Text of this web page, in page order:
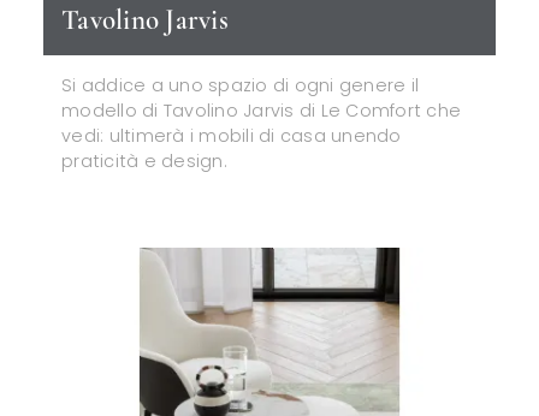
Tavolino Jarvis
Si addice a uno spazio di ogni genere il
modello di Tavolino Jarvis di Le Comfort che
vedi: ultimerà i mobili di casa unendo
praticità e design.